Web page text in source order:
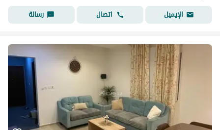
الإيميل
اتصال رسالة